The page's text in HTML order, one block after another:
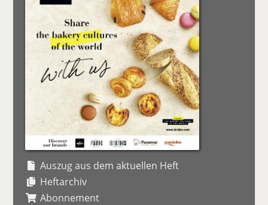
Auszug aus dem aktuellen Heft
Heftarchiv
Abonnement